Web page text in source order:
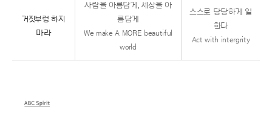
거짓부렁하지
마라
사람을아름답게,세상을아
름답게
WemakeAMOREbeautiful
world
스스로당당하게일
한다
Actwithintergrity